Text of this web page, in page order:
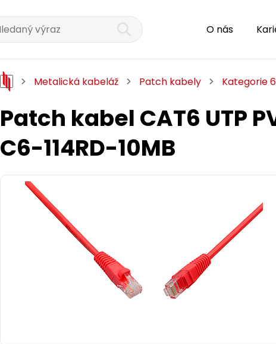
O nás
Metalická kabeláž Patch kabely Kategorie 6
Patch kabel CAT6 UTP
C6-114RD-10MB